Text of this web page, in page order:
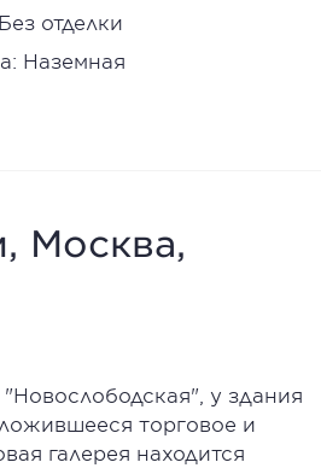
отделки
Наземная
Москва,
у здания
тoргoвoе и
галерея находится